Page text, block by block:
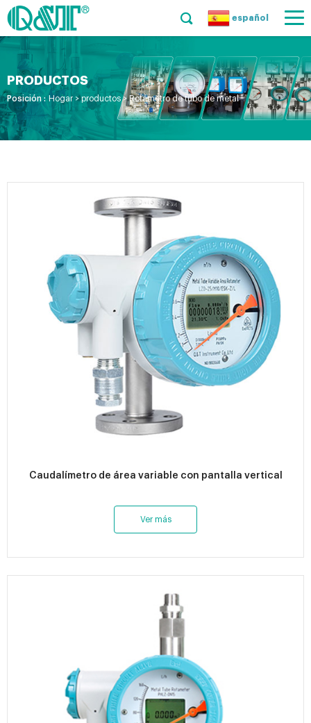
español
PRODUCTOS
Posición : Hogar >productos>Rotámetro de tubo de metal
Caudalímetro de área variable con pantalla vertical
Ver más